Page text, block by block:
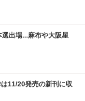
出場...麻布や大阪星
11/20発売の新刊に収